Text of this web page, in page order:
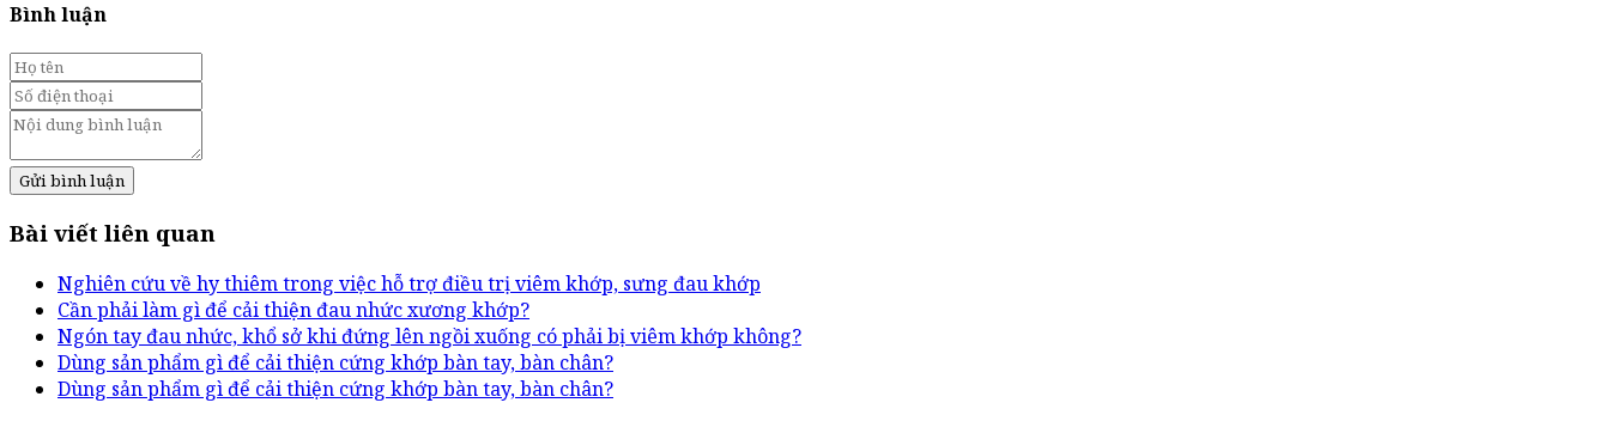
Bình luận
Gửi bình luận
Bài viết liên quan
Nghiên cứu về hy thiêm trong việc hỗ trợ điều trị viêm khớp, sưng đau khớp
Cần phải làm gì để cải thiện đau nhức xương khớp?
Ngón tay đau nhức, khổ sở khi đứng lên ngồi xuống có phải bị viêm khớp không?
Dùng sản phẩm gì để cải thiện cứng khớp bàn tay, bàn chân?
Dùng sản phẩm gì để cải thiện cứng khớp bàn tay, bàn chân?